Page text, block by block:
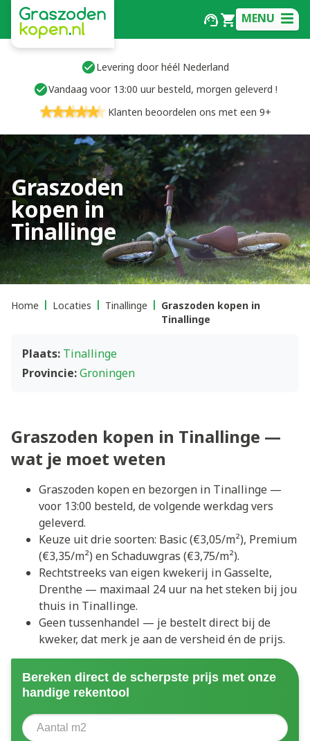
MENU
Levering door héél Nederland
Vandaag voor 13:00 uur besteld, morgen geleverd !
Klanten beoordelen ons met een 9+
Graszoden
kopen in
Tinallinge
Home Locaties Tinallinge
Graszoden kopen in
Tinallinge
Plaats: Tinallinge
Provincie:Groningen
Graszoden kopen in Tinallinge —
wat je moet weten
Graszoden kopen en bezorgen in Tinallinge —
voor 13:00 besteld, de volgende werkdag vers
geleverd.
Keuze uit drie soorten: Basic (€3,05/m²), Premium
(€3,35/m²) en Schaduwgras (€3,75/m²).
Rechtstreeks van eigen kwekerij in Gasselte,
Drenthe — maximaal 24 uur na het steken bij jou
thuis in Tinallinge.
Geen tussenhandel — je bestelt direct bij de
kweker, dat merk je aan de versheid én de prijs.
Bereken direct de scherpste prijs met onze
handige rekentool
Aantal vierkante meter